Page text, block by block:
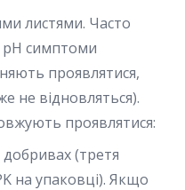
листями. Часто
pH симптоми
проявлятися,
не відновляться).
проявлятися:
(третя
на упаковці). Якщо